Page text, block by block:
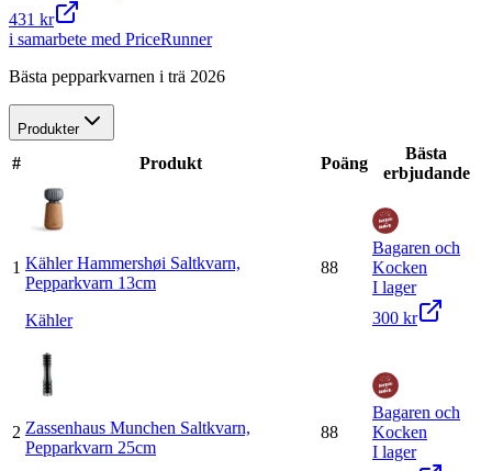
431 kr
i samarbete med PriceRunner
Bästa pepparkvarnen i trä 2026
Produkter
# Produkt Poäng
Bästa
erbjudande
1 Kähler Hammershøi Saltkvarn,
Pepparkvarn 13cm
Kähler
88
Bagaren och
Kocken
I lager
300 kr
2 Zassenhaus Munchen Saltkvarn,
Pepparkvarn 25cm
88
Bagaren och
Kocken
I lager